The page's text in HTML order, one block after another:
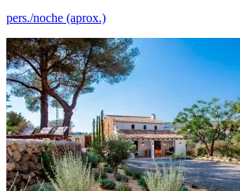
pers./noche (aprox.)